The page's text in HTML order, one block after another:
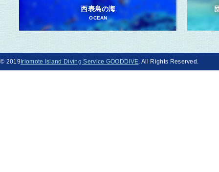
西表島の海
OCEAN
© 2019Iriomote Island Diving Service GOODDIVE . All Rights Reserved.